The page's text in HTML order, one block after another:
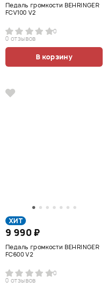
Педаль громкости BEHRINGER
FCV100 V2
0
0 отзывов
В корзину
ХИТ
9 990 ₽
Педаль громкости BEHRINGER
FC600 V2
0
0 отзывов